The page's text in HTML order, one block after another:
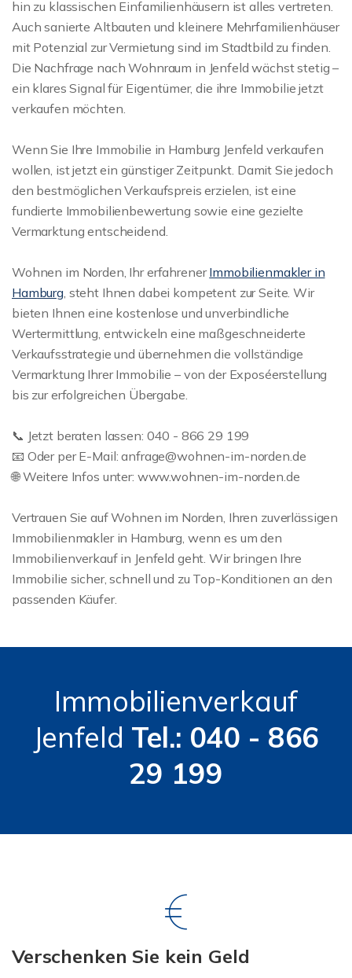
hin zu klassischen Einfamilienhäusern ist alles vertreten.
Auch sanierte Altbauten und kleinere Mehrfamilienhäuser
mit Potenzial zur Vermietung sind im Stadtbild zu finden.
Die Nachfrage nach Wohnraum in Jenfeld wächst stetig –
ein klares Signal für Eigentümer, die ihre Immobilie jetzt
verkaufen möchten.
Wenn Sie Ihre Immobilie in Hamburg Jenfeld verkaufen
wollen, ist jetzt ein günstiger Zeitpunkt. Damit Sie jedoch
den bestmöglichen Verkaufspreis erzielen, ist eine
fundierte Immobilienbewertung sowie eine gezielte
Vermarktung entscheidend.
Wohnen im Norden, Ihr erfahrenerImmobilienmakler in
Hamburg , steht Ihnen dabei kompetent zur Seite. Wir
bieten Ihnen eine kostenlose und unverbindliche
Wertermittlung, entwickeln eine maßgeschneiderte
Verkaufsstrategie und übernehmen die vollständige
Vermarktung Ihrer Immobilie – von der Exposéerstellung
bis zur erfolgreichen Übergabe.
📞 Jetzt beraten lassen: 040 - 866 29 199
📧 Oder per E-Mail: anfrage@wohnen-im-norden.de
🌐 Weitere Infos unter: www.wohnen-im-norden.de
Vertrauen Sie auf Wohnen im Norden, Ihren zuverlässigen
Immobilienmakler in Hamburg, wenn es um den
Immobilienverkauf in Jenfeld geht. Wir bringen Ihre
Immobilie sicher, schnell und zu Top-Konditionen an den
passenden Käufer.
Immobilienverkauf
Jenfeld Tel.: 040 - 866
29 199
Verschenken Sie kein Geld